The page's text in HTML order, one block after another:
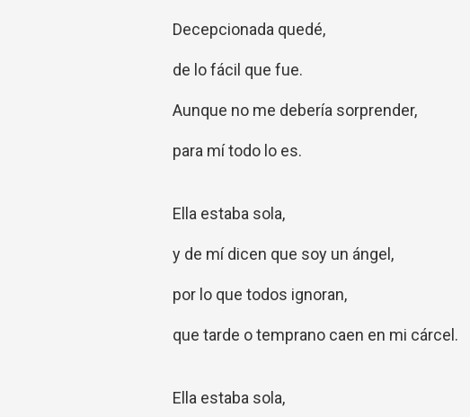
Decepcionada quedé,
de lo fácil que fue.
Aunque no me debería sorprender,
para mí todo lo es.
Ella estaba sola,
y de mí dicen que soy un ángel,
por lo que todos ignoran,
que tarde o temprano caen en mi cárcel.
Ella estaba sola,